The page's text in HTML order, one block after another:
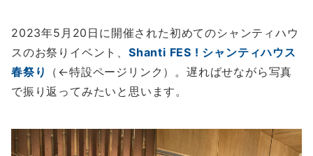
2023年5月20日に開催された初めてのシャンティハウ
スのお祭りイベント、 Shanti FES ! シャンティハウス
春祭り
（←特設ページリンク）。遅ればせながら写真
で振り返ってみたいと思います。